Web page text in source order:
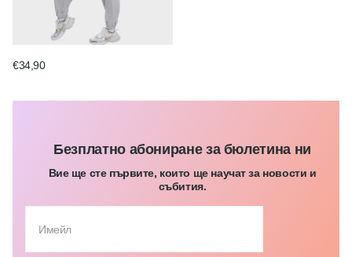
€34,90
Безплатно абониране за бюлетина ни
Вие ще сте първите, които ще научат за новости и
събития.